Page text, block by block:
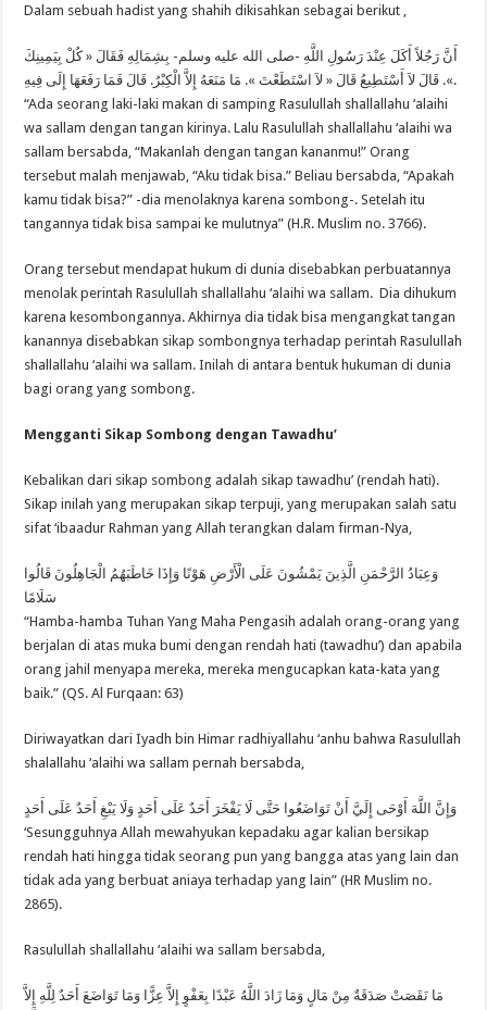
Dalam sebuah hadist yang shahih dikisahkan sebagai berikut ,
أَنَّ رَجُلاً أَكَلَ عِنْدَ رَسُولِ اللَّهِ -صلى الله عليه وسلم- بِشِمَالِهِ فَقَالَ « كُلْ بِيَمِينِكَ
». قَالَ لاَ أَسْتَطِيعُ قَالَ « لاَ اسْتَطَعْتَ ». مَا مَنَعَهُ إِلاَّ الْكِبْرُ. قَالَ فَمَا رَفَعَهَا إِلَى فِيهِ.
“Ada seorang laki-laki makan di samping Rasulullah shallallahu ‘alaihi
wa sallam dengan tangan kirinya. Lalu Rasulullah shallallahu ‘alaihi wa
sallam bersabda, “Makanlah dengan tangan kananmu!” Orang
tersebut malah menjawab, “Aku tidak bisa.” Beliau bersabda, “Apakah
kamu tidak bisa?” -dia menolaknya karena sombong-. Setelah itu
tangannya tidak bisa sampai ke mulutnya” (H.R. Muslim no. 3766).
Orang tersebut mendapat hukum di dunia disebabkan perbuatannya
menolak perintah Rasulullah shallallahu ‘alaihi wa sallam. Dia dihukum
karena kesombongannya. Akhirnya dia tidak bisa mengangkat tangan
kanannya disebabkan sikap sombongnya terhadap perintah Rasulullah
shallallahu ‘alaihi wa sallam. Inilah di antara bentuk hukuman di dunia
bagi orang yang sombong.
Mengganti Sikap Sombong dengan Tawadhu’
Kebalikan dari sikap sombong adalah sikap tawadhu’ (rendah hati).
Sikap inilah yang merupakan sikap terpuji, yang merupakan salah satu
sifat ‘ibaadur Rahman yang Allah terangkan dalam firman-Nya,
وَعِبَادُ الرَّحْمَنِ الَّذِينَ يَمْشُونَ عَلَى الْأَرْضِ هَوْنًا وَإِذَا خَاطَبَهُمُ الْجَاهِلُونَ قَالُوا
سَلَامًا
“Hamba-hamba Tuhan Yang Maha Pengasih adalah orang-orang yang
berjalan di atas muka bumi dengan rendah hati (tawadhu’) dan apabila
orang jahil menyapa mereka, mereka mengucapkan kata-kata yang
baik.” (QS. Al Furqaan: 63)
Diriwayatkan dari Iyadh bin Himar radhiyallahu ‘anhu bahwa Rasulullah
shalallahu ‘alaihi wa sallam pernah bersabda,
وَإِنَّ اللَّهَ أَوْحَى إِلَيَّ أَنْ تَوَاضَعُوا حَتَّى لَا يَفْخَرَ أَحَدٌ عَلَى أَحَدٍ وَلَا يَبْغِ أَحَدٌ عَلَى أَحَدٍ
‘Sesungguhnya Allah mewahyukan kepadaku agar kalian bersikap
rendah hati hingga tidak seorang pun yang bangga atas yang lain dan
tidak ada yang berbuat aniaya terhadap yang lain” (HR Muslim no.
2865).
Rasulullah shallallahu ‘alaihi wa sallam bersabda,
مَا نَقَصَتْ صَدَقَةٌ مِنْ مَالٍ وَمَا زَادَ اللَّهُ عَبْدًا بِعَفْوٍ إِلاَّ عِزًّا وَمَا تَوَاضَعَ أَحَدٌ لِلَّهِ إِلاَّ